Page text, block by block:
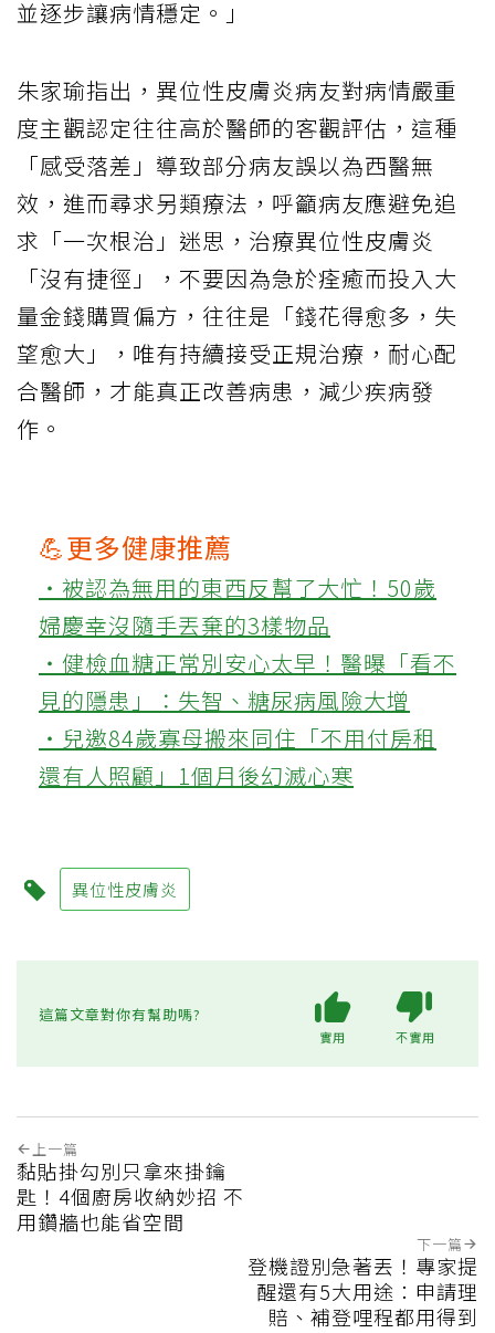
並逐步讓病情穩定。」
朱家瑜指出，異位性皮膚炎病友對病情嚴重
度主觀認定往往高於醫師的客觀評估，這種
「感受落差」導致部分病友誤以為西醫無
效，進而尋求另類療法，呼籲病友應避免追
求「一次根治」迷思，治療異位性皮膚炎
「沒有捷徑」，不要因為急於痊癒而投入大
量金錢購買偏方，往往是「錢花得愈多，失
望愈大」，唯有持續接受正規治療，耐心配
合醫師，才能真正改善病患，減少疾病發
作。
💪更多健康推薦
‧被認為無用的東西反幫了大忙！50歲
婦慶幸沒隨手丟棄的3樣物品
‧健檢血糖正常別安心太早！醫曝「看不
見的隱患」：失智、糖尿病風險大增
‧兒邀84歲寡母搬來同住「不用付房租
還有人照顧」1個月後幻滅心寒
異位性皮膚炎
這篇文章對你有幫助嗎?
實用 不實用
上一篇
黏貼掛勾別只拿來掛鑰
匙！4個廚房收納妙招 不
用鑽牆也能省空間
下一篇
登機證別急著丟！專家提
醒還有5大用途：申請理
賠、補登哩程都用得到